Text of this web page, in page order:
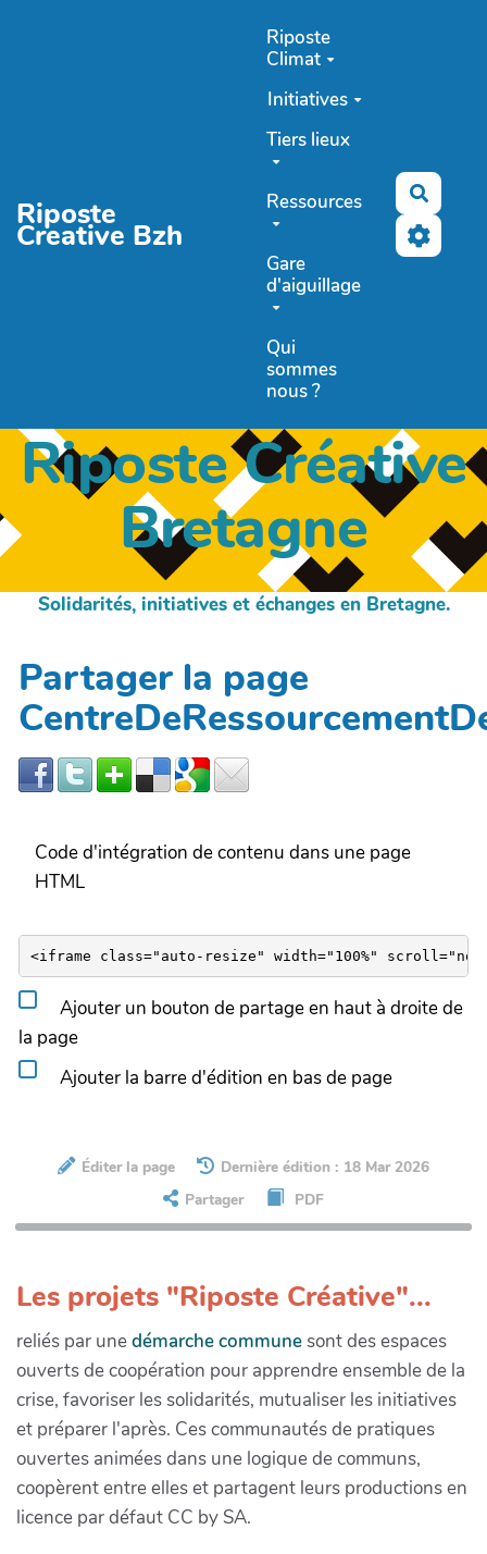
Riposte
Creative Bzh
Riposte
Climat
Initiatives
Tiers lieux
Ressources
Gare
d'aiguillage
Qui
sommes
nous ?
Riposte Créative
Bretagne
Solidarités, initiatives et échanges en Bretagne.
Partager la page
Code d'intégration de contenu dans une page
HTML
Ajouter un bouton de partage en haut à droite de
la page
Ajouter la barre d'édition en bas de page
Éditer la page
Dernière édition : 18 Mar 2026
Partager
PDF